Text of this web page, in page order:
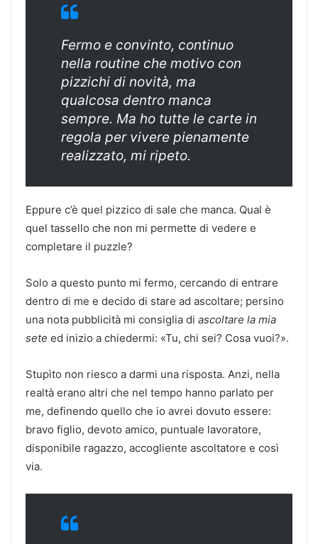
Fermo e convinto, continuo
nella routine che motivo con
pizzichi di novità, ma
qualcosa dentro manca
sempre. Ma ho tutte le carte in
regola per vivere pienamente
realizzato, mi ripeto.
Eppure c’è quel pizzico di sale che manca. Qual è
quel tassello che non mi permette di vedere e
completare il puzzle?
Solo a questo punto mi fermo, cercando di entrare
dentro di me e decido di stare ad ascoltare; persino
una nota pubblicità mi consiglia di ascoltare la mia
sete ed inizio a chiedermi: «Tu, chi sei? Cosa vuoi?».
Stupìto non riesco a darmi una risposta. Anzi, nella
realtà erano altri che nel tempo hanno parlato per
me, definendo quello che io avrei dovuto essere:
bravo figlio, devoto amico, puntuale lavoratore,
disponibile ragazzo, accogliente ascoltatore e così
via.